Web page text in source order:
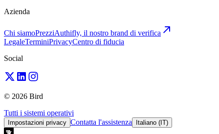
Azienda
Chi siamoPrezziAuthifly, il nostro brand di verifica
LegaleTerminiPrivacyCentro di fiducia
Social
© 2026 Bird
Tutti i sistemi operativi
Impostazioni privacy Contatta l'assistenza Italiano (IT)